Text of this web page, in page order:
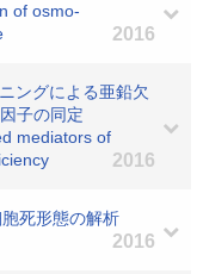
of osmo-
2016
ングによる亜鉛欠
子の同定
mediators of
2016
死形態の解析
2016